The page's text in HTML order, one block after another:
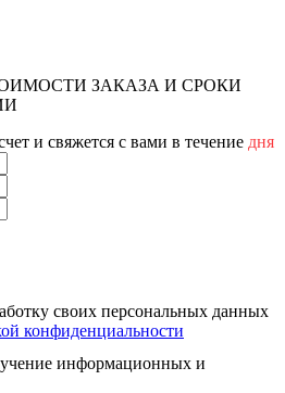
ЗАКАЗА И СРОКИ
и свяжется с вами в течение дня
своих персональных данных
конфиденциальности
информационных и